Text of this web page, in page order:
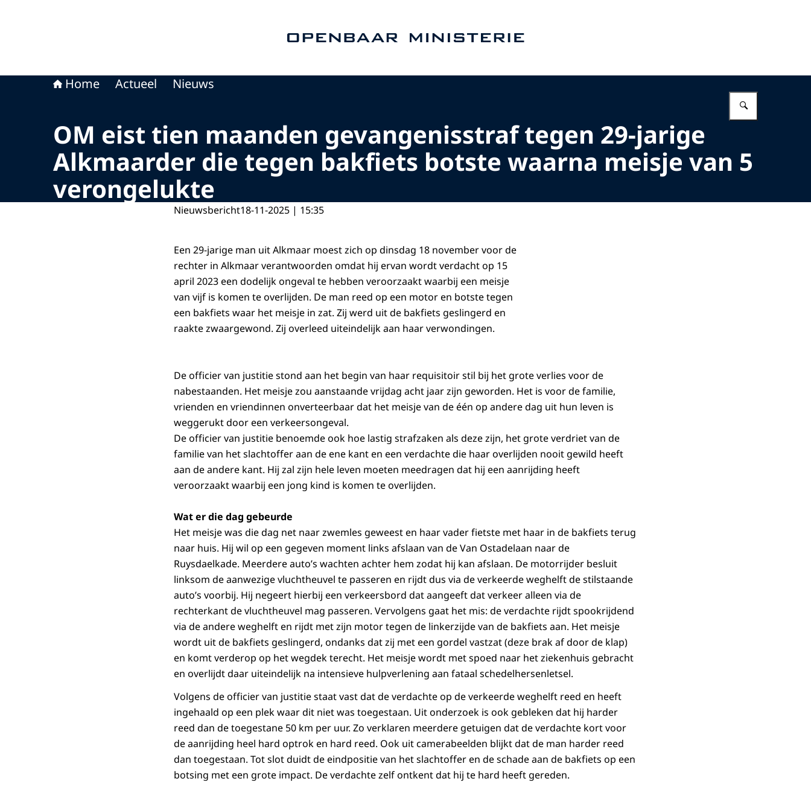
Home Actueel Nieuws
OM eist tien maanden gevangenisstraf tegen 29-jarige
Alkmaarder die tegen bakfiets botste waarna meisje van 5
verongelukte
Nieuwsbericht18-11-2025 | 15:35
Een 29-jarige man uit Alkmaar moest zich op dinsdag 18 november voor de
rechter in Alkmaar verantwoorden omdat hij ervan wordt verdacht op 15
april 2023 een dodelijk ongeval te hebben veroorzaakt waarbij een meisje
van vijf is komen te overlijden. De man reed op een motor en botste tegen
een bakfiets waar het meisje in zat. Zij werd uit de bakfiets geslingerd en
raakte zwaargewond. Zij overleed uiteindelijk aan haar verwondingen.
De officier van justitie stond aan het begin van haar requisitoir stil bij het grote verlies voor de
nabestaanden. Het meisje zou aanstaande vrijdag acht jaar zijn geworden. Het is voor de familie,
vrienden en vriendinnen onverteerbaar dat het meisje van de één op andere dag uit hun leven is
weggerukt door een verkeersongeval.
De officier van justitie benoemde ook hoe lastig strafzaken als deze zijn, het grote verdriet van de
familie van het slachtoffer aan de ene kant en een verdachte die haar overlijden nooit gewild heeft
aan de andere kant. Hij zal zijn hele leven moeten meedragen dat hij een aanrijding heeft
veroorzaakt waarbij een jong kind is komen te overlijden.
Wat er die dag gebeurde
Het meisje was die dag net naar zwemles geweest en haar vader fietste met haar in de bakfiets terug
naar huis. Hij wil op een gegeven moment links afslaan van de Van Ostadelaan naar de
Ruysdaelkade. Meerdere auto’s wachten achter hem zodat hij kan afslaan. De motorrijder besluit
linksom de aanwezige vluchtheuvel te passeren en rijdt dus via de verkeerde weghelft de stilstaande
auto’s voorbij. Hij negeert hierbij een verkeersbord dat aangeeft dat verkeer alleen via de
rechterkant de vluchtheuvel mag passeren. Vervolgens gaat het mis: de verdachte rijdt spookrijdend
via de andere weghelft en rijdt met zijn motor tegen de linkerzijde van de bakfiets aan. Het meisje
wordt uit de bakfiets geslingerd, ondanks dat zij met een gordel vastzat (deze brak af door de klap)
en komt verderop op het wegdek terecht. Het meisje wordt met spoed naar het ziekenhuis gebracht
en overlijdt daar uiteindelijk na intensieve hulpverlening aan fataal schedelhersenletsel.
Volgens de officier van justitie staat vast dat de verdachte op de verkeerde weghelft reed en heeft
ingehaald op een plek waar dit niet was toegestaan. Uit onderzoek is ook gebleken dat hij harder
reed dan de toegestane 50 km per uur. Zo verklaren meerdere getuigen dat de verdachte kort voor
de aanrijding heel hard optrok en hard reed. Ook uit camerabeelden blijkt dat de man harder reed
dan toegestaan. Tot slot duidt de eindpositie van het slachtoffer en de schade aan de bakfiets op een
botsing met een grote impact. De verdachte zelf ontkent dat hij te hard heeft gereden.